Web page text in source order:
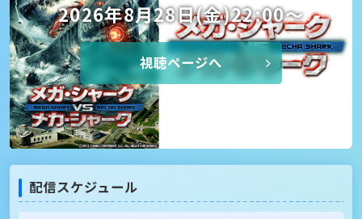
2026年8月28日(金)22:00〜
視聴ページへ
配信スケジュール